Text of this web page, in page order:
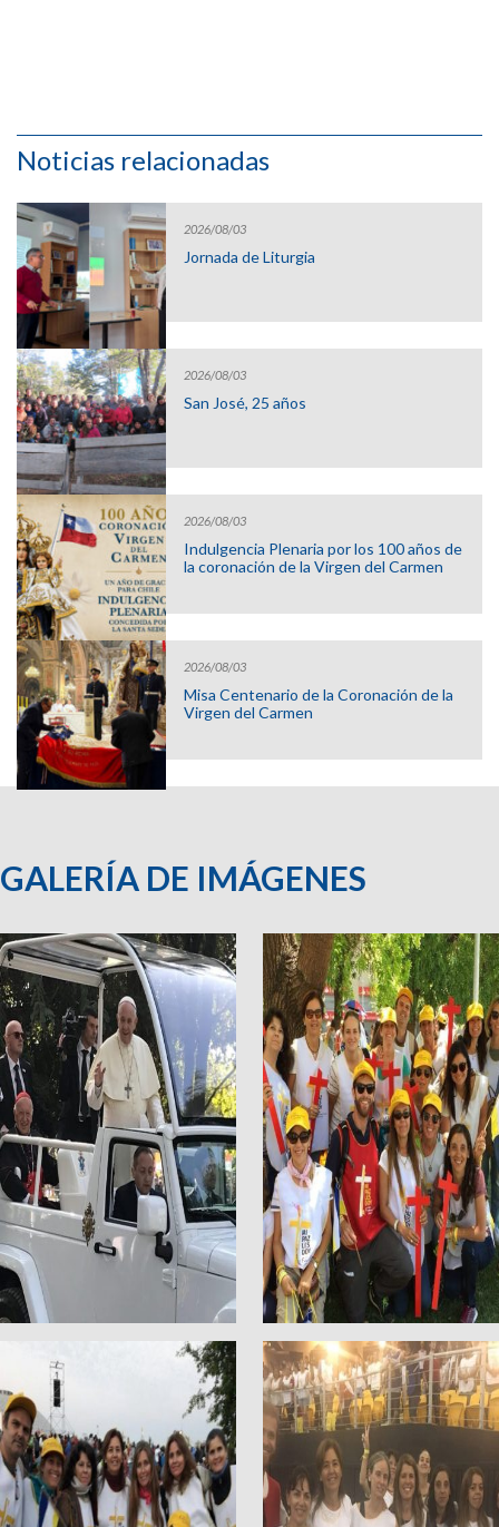
Noticias relacionadas
2026/08/03
Jornada de Liturgia
2026/08/03
San José, 25 años
2026/08/03
Indulgencia Plenaria por los 100 años de
la coronación de la Virgen del Carmen
2026/08/03
Misa Centenario de la Coronación de la
Virgen del Carmen
GALERÍA DE IMÁGENES